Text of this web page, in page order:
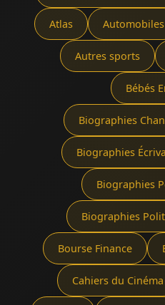
Atlas Automobiles
Autres sports
Bébés
Biographies
Biographies
Biographies
Biographies
Bourse Finance
Cahiers du Cinéma